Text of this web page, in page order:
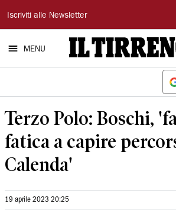
Il
Tirreno
Iscriviti alle Newsletter
MENU
Terzo Polo: Boschi,
fatica a capire
Calenda'
19 aprile 2023 20:25